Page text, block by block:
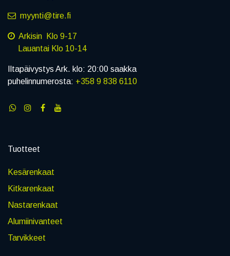
myynti@tire.fi
Arkisin Klo 9-17
Lauantai Klo 10-14
Iltapäivystys Ark. klo: 20:00 saakka
puhelinnumerosta: +358 9 838 6110
Tuotteet
Kesärenkaat
Kitkarenkaat
Nastarenkaat
Alumiinivanteet
Tarvikkeet